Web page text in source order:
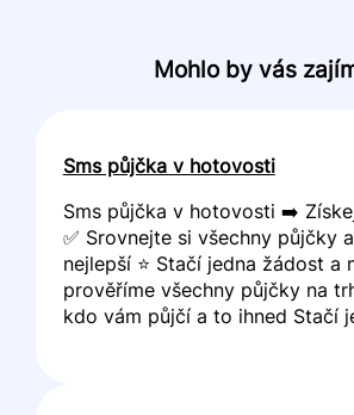
Mohlo by vás
Sms půjčka v hotovosti
Sms půjčka v hotovosti ➡️
✅ Srovnejte si všechny půjčky
nejlepší ⭐ Stačí jedna žádost a
prověříme všechny půjčky na
kdo vám půjčí a to ihned Stačí